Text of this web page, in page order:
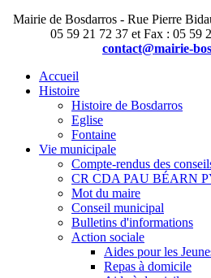
Mairie de Bosdarros - Rue Pierre
05 59 21 72 37 et Fax : 05 59
contact@mairie-
Accueil
Histoire
Histoire de Bosdarros
Eglise
Fontaine
Vie municipale
Compte-rendus des
CR CDA PAU BÉARN
Mot du maire
Conseil municipal
Bulletins d'informations
Action sociale
Aides pour les
Repas à domicile